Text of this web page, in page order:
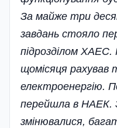
За майже три
завдань стояло
підрозділом
щомісяця рахував
електроенергію.
перейшла в НАЕК.
змінювалися,